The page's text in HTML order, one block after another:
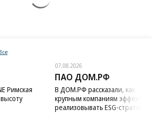
Римская
07.08.2026
ПАО ДОМ.РФ
В ДОМ.РФ рассказали, как
крупным компаниям
реализовывать ESG-стратегию